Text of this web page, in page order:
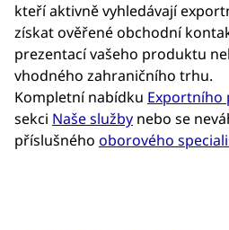
kteří aktivně vyhledávají
získat ověřené obchodní
prezentací vašeho produktu
vhodného zahraničního trhu.
Kompletní nabídku Exportního
sekci Naše služby nebo se
příslušného oborového